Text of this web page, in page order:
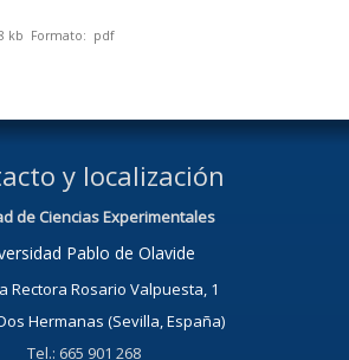
kb Formato: pdf
y localización
de Ciencias Experimentales
Pablo de Olavide
Rectora Rosario Valpuesta, 1
Hermanas (Sevilla, España)
Tel.: 665 901 268